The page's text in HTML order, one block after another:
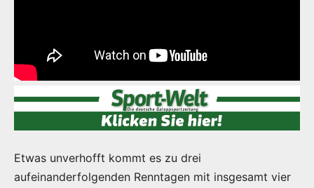
Etwas unverhofft kommt es zu drei
aufeinanderfolgenden Renntagen mit insgesamt vier